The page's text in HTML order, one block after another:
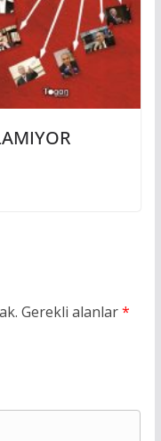
Gerekli alanlar*